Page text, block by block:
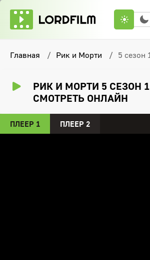
Главная Рик и Морти 5 сезон
РИК И МОРТИ 5 СЕЗОН
СМОТРЕТЬ ОНЛАЙН
ПЛЕЕР 1 ПЛЕЕР 2